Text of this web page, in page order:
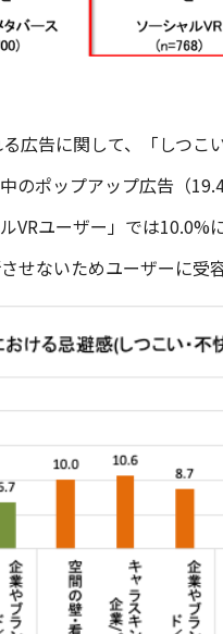
広告に関して、「しつ
のポップアップ広告（
VRユーザー」では
せないためユーザーに受